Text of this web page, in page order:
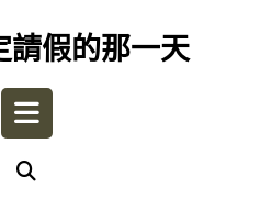
請假的那一天
Open